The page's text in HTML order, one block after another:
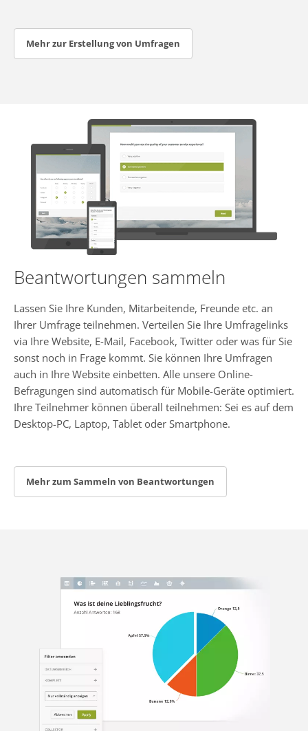
Mehr zur Erstellung von Umfragen
Beantwortungen sammeln
Lassen Sie Ihre Kunden, Mitarbeitende, Freunde etc. an
Ihrer Umfrage teilnehmen. Verteilen Sie Ihre Umfragelinks
via Ihre Website, E-Mail, Facebook, Twitter oder was für Sie
sonst noch in Frage kommt. Sie können Ihre Umfragen
auch in Ihre Website einbetten. Alle unsere Online-
Befragungen sind automatisch für Mobile-Geräte optimiert.
Ihre Teilnehmer können überall teilnehmen: Sei es auf dem
Desktop-PC, Laptop, Tablet oder Smartphone.
Mehr zum Sammeln von Beantwortungen